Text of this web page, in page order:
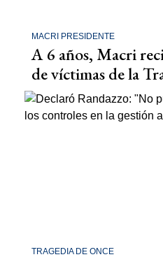
MACRI PRESIDENTE
A 6 años, Macri
de víctimas de la
TRAGEDIA DE ONCE